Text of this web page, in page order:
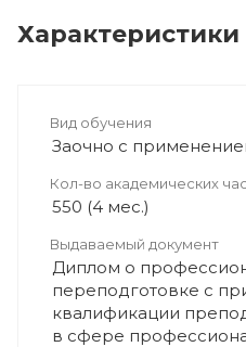
Характеристики
Вид обучения
Заочно с
Кол-во академических
550 (4 мес.)
Выдаваемый документ
Диплом о
переподготовке с
квалификации
в сфере